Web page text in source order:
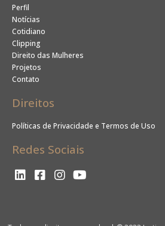
Perfil
Notícias
Cotidiano
Clipping
Direito das Mulheres
Projetos
Contato
Direitos
Políticas de Privacidade e Termos de Uso
Redes Sociais